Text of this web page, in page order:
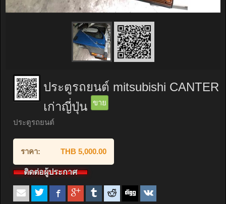
ประตูรถยนต์ mitsubishi CANTER
เก่าญี่ปุ่น
ขาย
ประตูรถยนต์
ราคา: THB 5,000.00
ติดต่อผู้ประกาศ